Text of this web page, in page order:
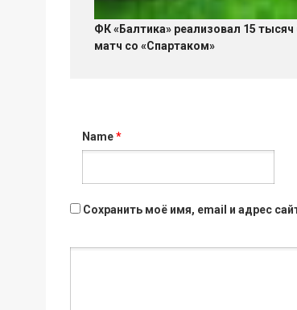
ФК «Балтика» реализовал 15 тысяч
матч со «Спартаком»
Name*
Сохранить моё имя, email и адрес